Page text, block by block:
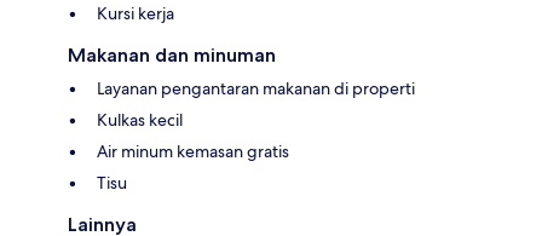
Kursi kerja
Makanan dan minuman
Layanan pengantaran makanan di properti
Kulkas kecil
Air minum kemasan gratis
Tisu
Lainnya